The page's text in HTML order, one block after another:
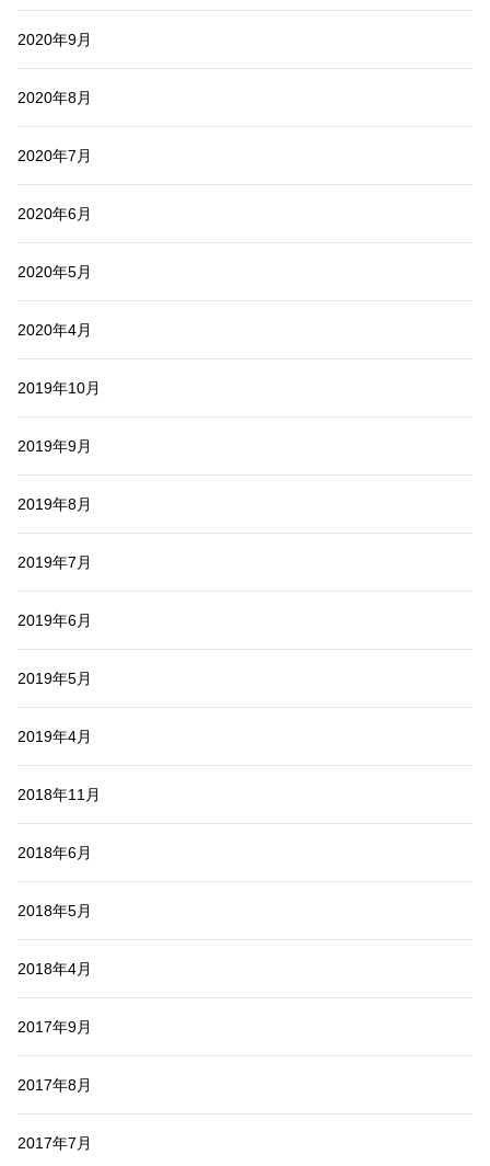
2020年9月
2020年8月
2020年7月
2020年6月
2020年5月
2020年4月
2019年10月
2019年9月
2019年8月
2019年7月
2019年6月
2019年5月
2019年4月
2018年11月
2018年6月
2018年5月
2018年4月
2017年9月
2017年8月
2017年7月